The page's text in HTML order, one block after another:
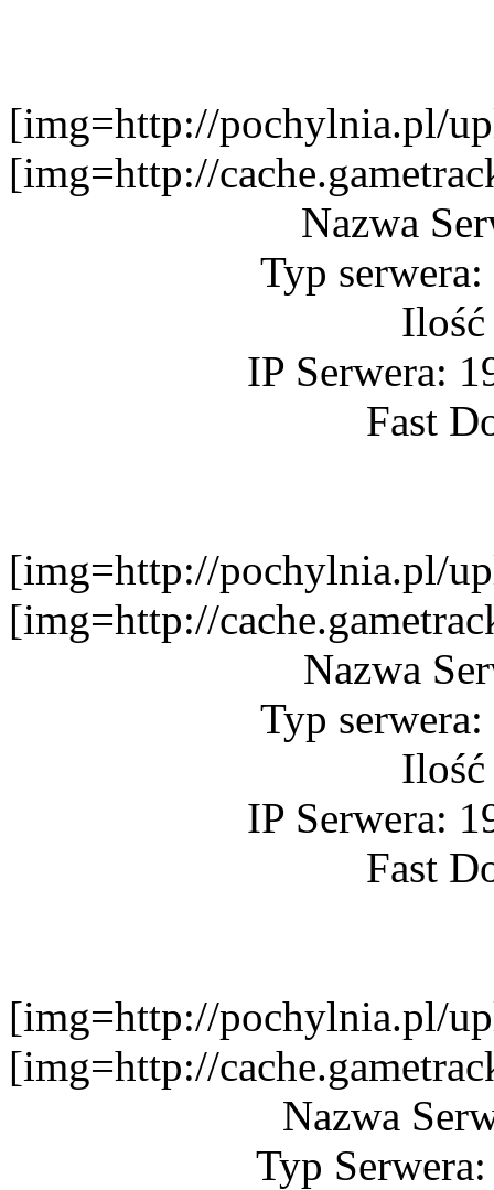
[img=http://pochylnia.pl/
[img=http://
Nazwa
Typ
IP Serwera:
Fast
[img=http://pochylnia.pl/
[img=http://
Nazwa
Typ
IP Serwera:
Fast
[img=http://pochylnia.pl/
[img=http://
Nazwa
Typ